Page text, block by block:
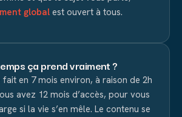
global est ouvert à tous.
ça prend vraiment ?
en 7 mois environ, à raison de 2h
avez 12 mois d’accès, pour vous
si la vie s’en mêle. Le contenu se